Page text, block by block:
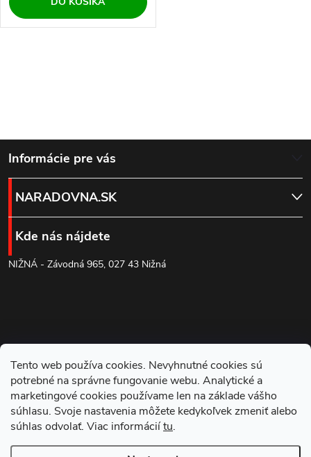
Tento web používa cookies. Nevyhnutné cookies sú
potrebné na správne fungovanie webu. Analytické a
marketingové cookies používame len na základe vášho
súhlasu. Svoje nastavenia môžete kedykoľvek zmeniť alebo
súhlas odvolať. Viac informáciítu.
á
d
a
c
i
r
v
k
y
Z
á
p
ä
e
Informácie pre vás
NARADOVNA.SK
Kde nás nájdete
NIŽNÁ - Závodná 965, 027 43 Nižná
Blog